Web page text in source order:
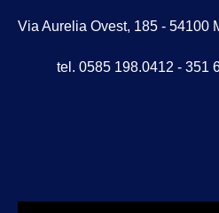
Via Aurelia Ovest, 185 - 54100
tel. 0585 198.0412 - 351